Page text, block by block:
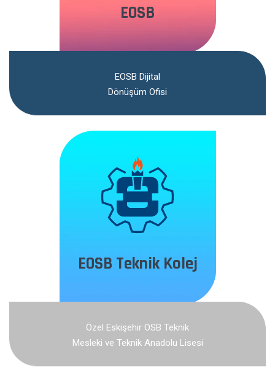
EOSB
EOSB Dijital
Dönüşüm Ofisi
EOSB Teknik Kolej
Özel Eskişehir OSB Teknik
Mesleki ve Teknik Anadolu Lisesi